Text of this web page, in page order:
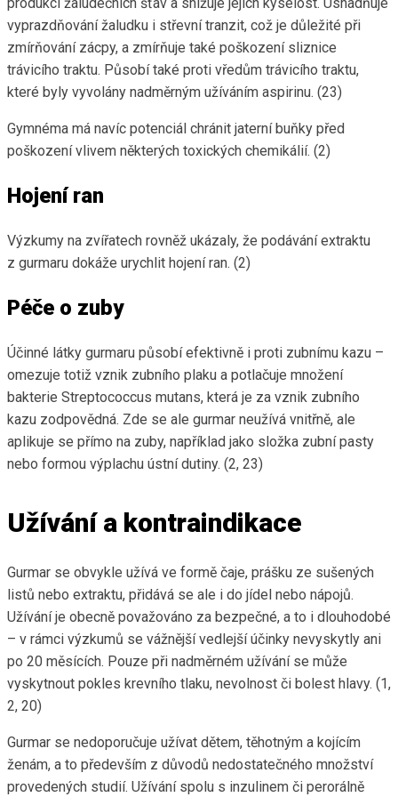
produkci žaludečních šťáv a snižuje jejich kyselost. Usnadňuje
vyprazdňování žaludku i střevní tranzit, což je důležité při
zmírňování zácpy, a zmírňuje také poškození sliznice
trávicího traktu. Působí také proti vředům trávicího traktu,
které byly vyvolány nadměrným užíváním aspirinu. (23)
Gymnéma má navíc potenciál chránit jaterní buňky před
poškození vlivem některých toxických chemikálií. (2)
Hojení ran
Výzkumy na zvířatech rovněž ukázaly, že podávání extraktu
z gurmaru dokáže urychlit hojení ran. (2)
Péče o zuby
Účinné látky gurmaru působí efektivně i proti zubnímu kazu –
omezuje totiž vznik zubního plaku a potlačuje množení
bakterie Streptococcus mutans, která je za vznik zubního
kazu zodpovědná. Zde se ale gurmar neužívá vnitřně, ale
aplikuje se přímo na zuby, například jako složka zubní pasty
nebo formou výplachu ústní dutiny. (2, 23)
Užívání a kontraindikace
Gurmar se obvykle užívá ve formě čaje, prášku ze sušených
listů nebo extraktu, přidává se ale i do jídel nebo nápojů.
Užívání je obecně považováno za bezpečné, a to i dlouhodobé
– v rámci výzkumů se vážnější vedlejší účinky nevyskytly ani
po 20 měsících. Pouze při nadměrném užívání se může
vyskytnout pokles krevního tlaku, nevolnost či bolest hlavy. (1,
2, 20)
Gurmar se nedoporučuje užívat dětem, těhotným a kojícím
ženám, a to především z důvodů nedostatečného množství
provedených studií. Užívání spolu s inzulinem či perorálně